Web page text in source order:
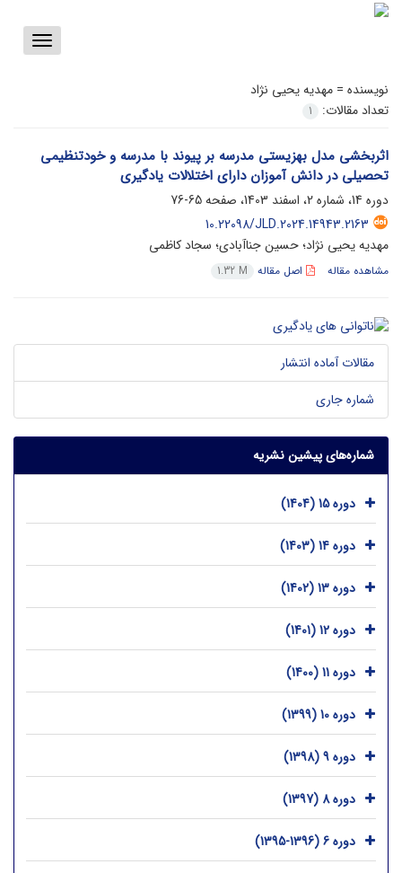
Toggle
نویسنده = مهدیه یحیی نژاد
تعداد مقالات:
1
اثربخشی مدل بهزیستی مدرسه بر پیوند با مدرسه و خودتنظیمی
تحصیلی در دانش آموزان دارای اختلالات یادگیری
دوره 14، شماره 2، اسفند 1403، صفحه
65-76
10.22098/JLD.2024.14943.2163
مهدیه یحیی نژاد؛ حسین جناآبادی؛ سجاد کاظمی
مشاهده مقاله اصل مقاله 1.32 M
مقالات آماده انتشار
شماره جاری
شماره‌های پیشین نشریه
دوره 15 (1404)
دوره 14 (1403)
دوره 13 (1402)
دوره 12 (1401)
دوره 11 (1400)
دوره 10 (1399)
دوره 9 (1398)
دوره 8 (1397)
دوره 6 (1396-1395)